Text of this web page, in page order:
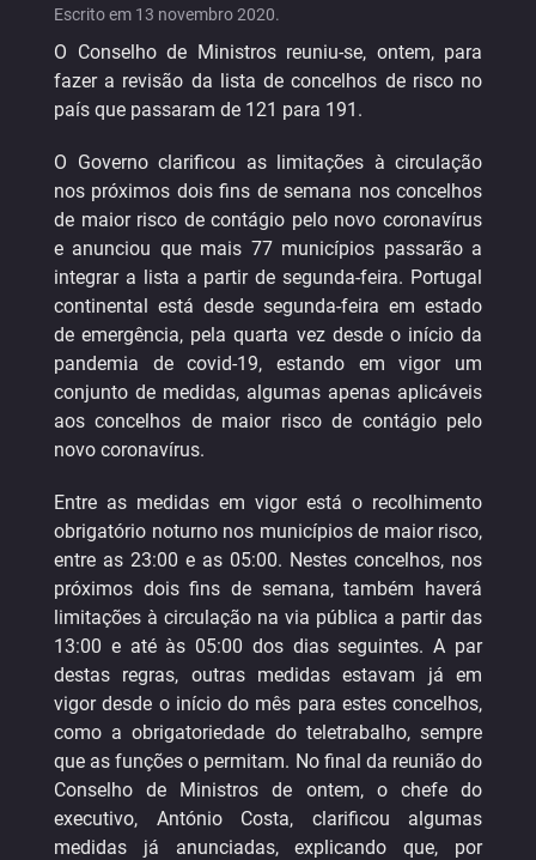
Escrito em 13 novembro 2020.
O Conselho de Ministros reuniu-se, ontem, para
fazer a revisão da lista de concelhos de risco no
país que passaram de 121 para 191.
O Governo clarificou as limitações à circulação
nos próximos dois fins de semana nos concelhos
de maior risco de contágio pelo novo coronavírus
e anunciou que mais 77 municípios passarão a
integrar a lista a partir de segunda-feira. Portugal
continental está desde segunda-feira em estado
de emergência, pela quarta vez desde o início da
pandemia de covid-19, estando em vigor um
conjunto de medidas, algumas apenas aplicáveis
aos concelhos de maior risco de contágio pelo
novo coronavírus.
Entre as medidas em vigor está o recolhimento
obrigatório noturno nos municípios de maior risco,
entre as 23:00 e as 05:00. Nestes concelhos, nos
próximos dois fins de semana, também haverá
limitações à circulação na via pública a partir das
13:00 e até às 05:00 dos dias seguintes. A par
destas regras, outras medidas estavam já em
vigor desde o início do mês para estes concelhos,
como a obrigatoriedade do teletrabalho, sempre
que as funções o permitam. No final da reunião do
Conselho de Ministros de ontem, o chefe do
executivo, António Costa, clarificou algumas
medidas já anunciadas, explicando que, por